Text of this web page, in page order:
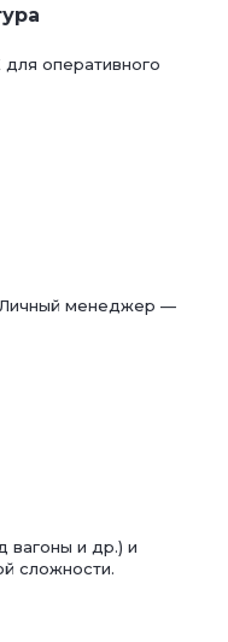
оперативного
Личный менеджер —
вагоны и др.) и
сложности.